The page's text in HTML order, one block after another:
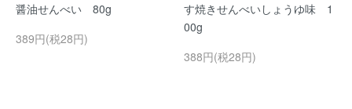
醤油せんべい 80g
389円(税28円)
す焼きせんべいしょうゆ味 1
00g
388円(税28円)